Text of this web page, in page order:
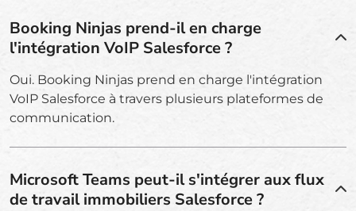
Booking Ninjas prend-il en charge
l'intégration VoIP Salesforce ?
Oui. Booking Ninjas prend en charge l'intégration
VoIP Salesforce à travers plusieurs plateformes de
communication.
Microsoft Teams peut-il s'intégrer aux flux
de travail immobiliers Salesforce ?